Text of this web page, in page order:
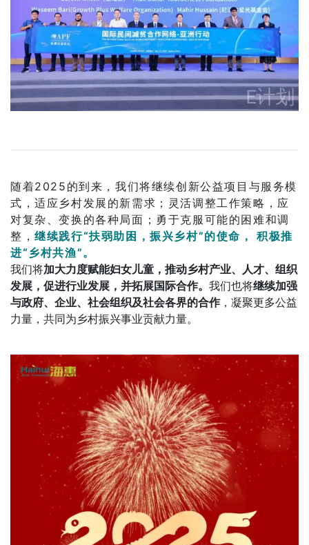
随着2025的到来，我们将继续创新公益项目与服务模
式，适应乡村发展的新需求；灵活调整工作策略，应
对复杂、变换的各种局面；勇于克服可能的困难和调
整，继续践行“扶弱助困，振兴乡村”的使命， 积极推
进“乡村共渔”。
我们将加大力度赋能妇女儿童，推动乡村产业、人才、组织
发展，促进行业发展，并拓展国际合作。 我们也将继续加强
与政府、企业、社会组织及社会各界的合作，凝聚更多公益
力量，共同为乡村振兴事业贡献力量。